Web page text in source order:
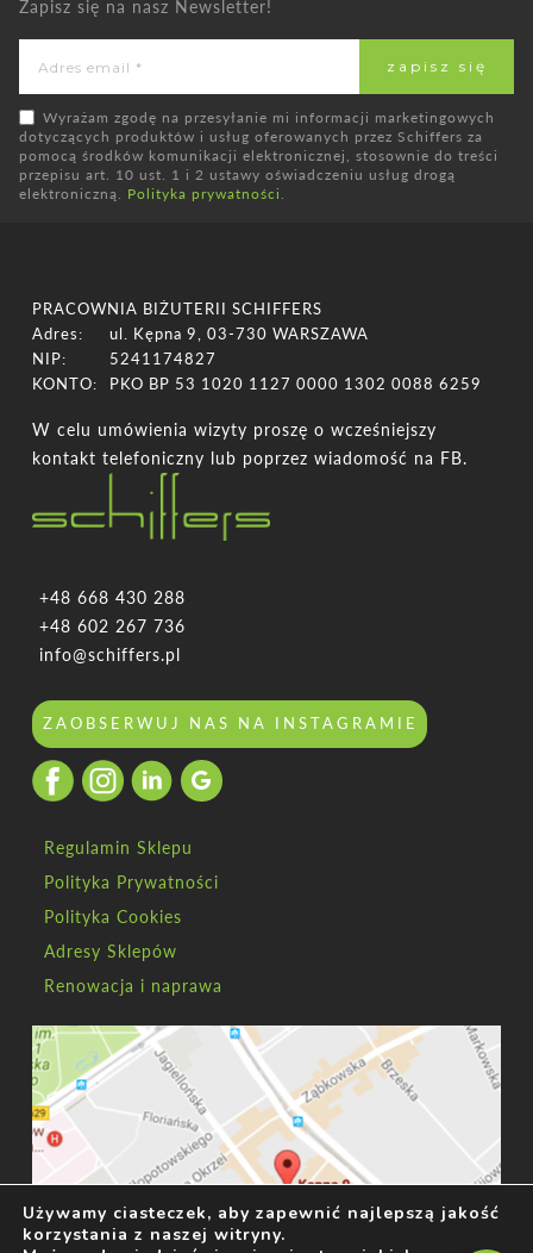
Zapisz się na nasz Newsletter!
Wyrażam zgodę na przesyłanie mi informacji marketingowych
dotyczących produktów i usług oferowanych przez Schiffers za
pomocą środków komunikacji elektronicznej, stosownie do treści
przepisu art. 10 ust. 1 i 2 ustawy oświadczeniu usług drogą
elektroniczną. Polityka prywatności
+48 668 430 288
+48 602 267 736
info@schiffers.pl
ZAOBSERWUJ NAS NA INSTAGRAMIE
Regulamin Sklepu
Polityka Prywatności
Polityka Cookies
Adresy Sklepów
Renowacja i naprawa
PRACOWNIA BIŻUTERII SCHIFFERS
Adres:
ul. Kępna 9, 03-730 WARSZAWA
NIP:
5241174827
KONTO:
PKO BP 53 1020 1127 0000 1302 0088 6259
W celu umówienia wizyty proszę o wcześniejszy
kontakt telefoniczny lub poprzez wiadomość na FB.
Używamy ciasteczek, aby zapewnić najlepszą jakość
korzystania z naszej witryny.